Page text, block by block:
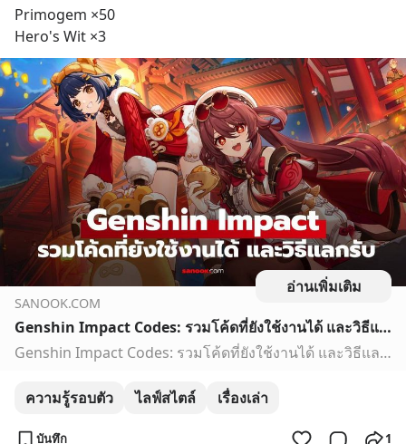
Primogem ×50
Hero's Wit ×3
อ่านเพิ่มเติม
SANOOK.COM
Genshin Impact Codes: รวมโค้ดที่ยังใช้งานได้ และวิธีแลกรับ
Genshin Impact Codes: รวมโค้ดที่ยังใช้งานได้ และวิธีแลกรับ
ความรู้รอบตัว ไลฟ์สไตล์ เรื่องเล่า
บันทึก 1